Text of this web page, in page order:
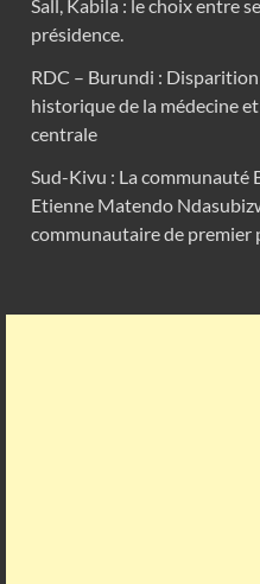
Sall, Kabila : le choix entre
présidence.
RDC – Burundi :
historique de la médecine
centrale
Sud-Kivu : La communauté
Etienne Matendo
communautaire de premier